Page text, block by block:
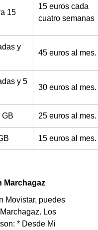
15
15 euros cada
cuatro semanas
y
45 euros al mes.
y 5
30 euros al mes.
GB 25 euros al mes.
15 euros al mes.
Marchagaz
Movistar, puedes
Los
* Desde Mi